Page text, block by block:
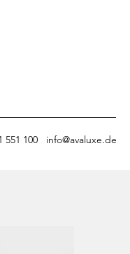
551 100 info@avaluxe.de